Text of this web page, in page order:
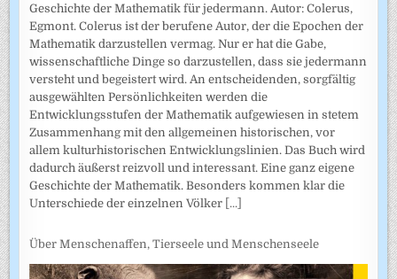
Geschichte der Mathematik für jedermann. Autor: Colerus,
Egmont. Colerus ist der berufene Autor, der die Epochen der
Mathematik darzustellen vermag. Nur er hat die Gabe,
wissenschaftliche Dinge so darzustellen, dass sie jedermann
versteht und begeistert wird. An entscheidenden, sorgfältig
ausgewählten Persönlichkeiten werden die
Entwicklungsstufen der Mathematik aufgewiesen in stetem
Zusammenhang mit den allgemeinen historischen, vor
allem kulturhistorischen Entwicklungslinien. Das Buch wird
dadurch äußerst reizvoll und interessant. Eine ganz eigene
Geschichte der Mathematik. Besonders kommen klar die
Unterschiede der einzelnen Völker [...]
Über Menschenaffen, Tierseele und Menschenseele